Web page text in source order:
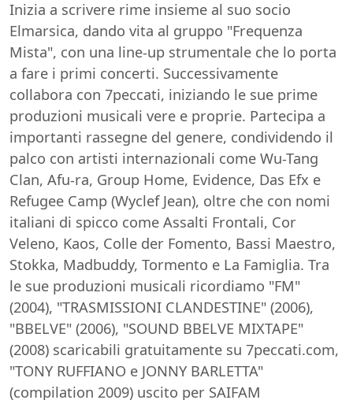
Inizia a scrivere rime insieme al suo socio
Elmarsica, dando vita al gruppo "Frequenza
Mista", con una line-up strumentale che lo porta
a fare i primi concerti. Successivamente
collabora con 7peccati, iniziando le sue prime
produzioni musicali vere e proprie. Partecipa a
importanti rassegne del genere, condividendo il
palco con artisti internazionali come Wu-Tang
Clan, Afu-ra, Group Home, Evidence, Das Efx e
Refugee Camp (Wyclef Jean), oltre che con nomi
italiani di spicco come Assalti Frontali, Cor
Veleno, Kaos, Colle der Fomento, Bassi Maestro,
Stokka, Madbuddy, Tormento e La Famiglia. Tra
le sue produzioni musicali ricordiamo "FM"
(2004), "TRASMISSIONI CLANDESTINE" (2006),
"BBELVE" (2006), "SOUND BBELVE MIXTAPE"
(2008) scaricabili gratuitamente su 7peccati.com,
"TONY RUFFIANO e JONNY BARLETTA"
(compilation 2009) uscito per SAIFAM